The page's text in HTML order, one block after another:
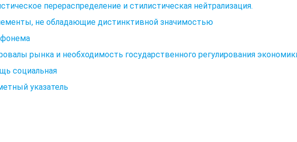
перераспределение и стилистическая нейтрализация.
не обладающие дистинктивной значимостью
рынка и необходимость государственного регулирования
социальная
указатель